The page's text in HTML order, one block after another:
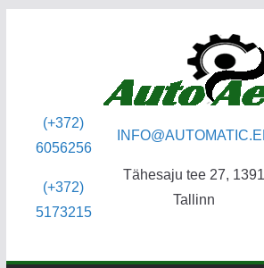
(+372)
6056256
(+372)
5173215
Tähesaju tee 27,
Tallinn